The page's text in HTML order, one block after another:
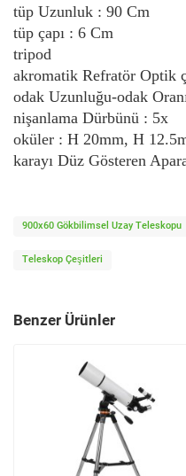
tüp Uzunluk : 90 Cm
tüp çapı : 6 Cm
tripod
akromatik Refratör Optik
odak Uzunluğu-odak
nişanlama Dürbünü : 5x
oküler : H 20mm, H
karayı Düz Gösteren
900x60 Gökbilimsel Uzay Teleskopu
Teleskop Çeşitleri
Benzer Ürünler